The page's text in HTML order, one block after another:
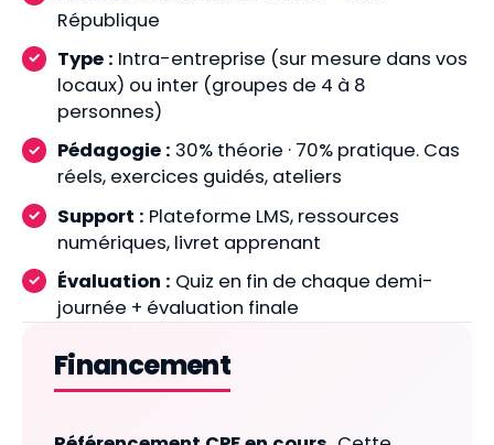
République
Type : Intra-entreprise (sur mesure dans vos
locaux) ou inter (groupes de 4 à 8
personnes)
Pédagogie : 30% théorie · 70% pratique. Cas
réels, exercices guidés, ateliers
Support : Plateforme LMS, ressources
numériques, livret apprenant
Évaluation : Quiz en fin de chaque demi-
journée + évaluation finale
Financement